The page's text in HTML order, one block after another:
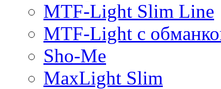
MTF-Light Slim Line
MTF-Light с
Sho-Me
MaxLight Slim